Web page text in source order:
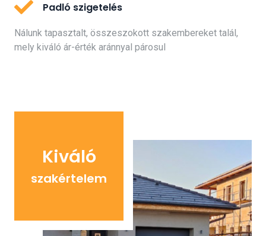
Padló szigetelés
Nálunk tapasztalt, összeszokott szakembereket talál,
mely kiváló ár-érték aránnyal párosul
Kiváló
szakértelem